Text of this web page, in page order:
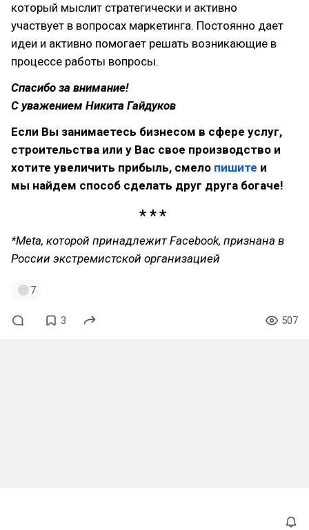
который мыслит стратегически и активно
участвует в вопросах маркетинга. Постоянно дает
идеи и активно помогает решать возникающие в
процессе работы вопросы.
Спасибо за внимание!
С уважением Никита Гайдуков
Если Вы занимаетесь бизнесом в сфере услуг,
строительства или у Вас свое производство и
хотите увеличить прибыль, смело пишите и
мы найдем способ сделать друг друга богаче!
*Meta, которой принадлежит Facebook, признана в
России экстремистской организацией
7
3 507